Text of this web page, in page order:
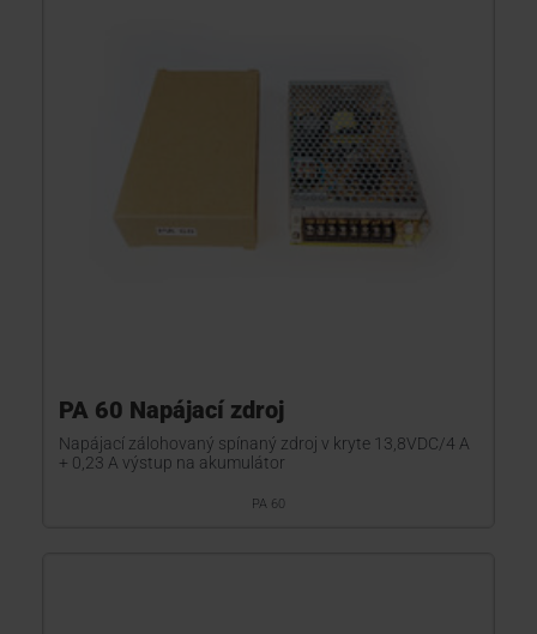
PA 60 Napájací zdroj
Napájací zálohovaný spínaný zdroj v kryte 13,8VDC/4 A
+ 0,23 A výstup na akumulátor
PA 60